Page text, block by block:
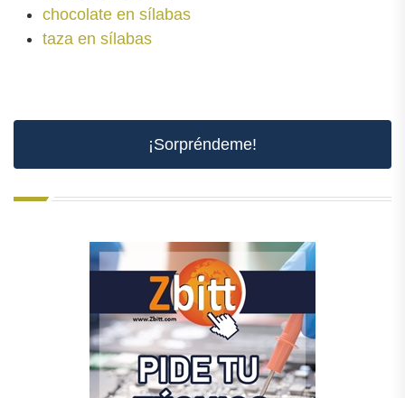
chocolate en sílabas
taza en sílabas
¡Sorpréndeme!